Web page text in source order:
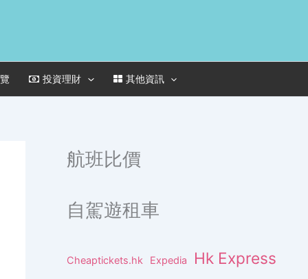
投資理財 其他資訊
航班比價
自駕遊租車
Cheaptickets.hk Expedia Hk Express